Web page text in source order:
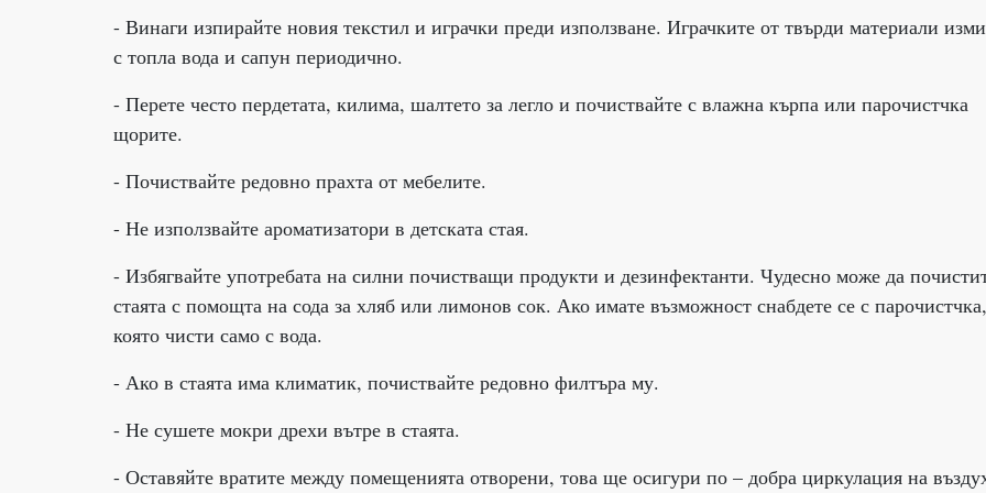
- Винаги изпирайте новия текстил и играчки преди използване. Играчките от твърди материали
с топла вода и сапун периодично.
- Перете често пердетата, килима, шалтето за легло и почиствайте с влажна кърпа или парочистчка
щорите.
- Почиствайте редовно прахта от мебелите.
- Не използвайте ароматизатори в детската стая.
- Избягвайте употребата на силни почистващи продукти и дезинфектанти. Чудесно може да
стаята с помощта на сода за хляб или лимонов сок. Ако имате възможност снабдете се с парочистчка,
която чисти само с вода.
- Ако в стаята има климатик, почиствайте редовно филтъра му.
- Не сушете мокри дрехи вътре в стаята.
- Оставяйте вратите между помещенията отворени, това ще осигури по – добра циркулация на